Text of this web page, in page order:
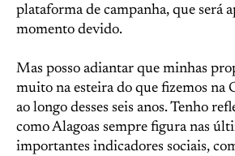
plataforma de campanha, que será
momento devido.
Mas posso adiantar que minhas
muito na esteira do que fizemos na
ao longo desses seis anos. Tenho
como Alagoas sempre figura nas
importantes indicadores sociais,